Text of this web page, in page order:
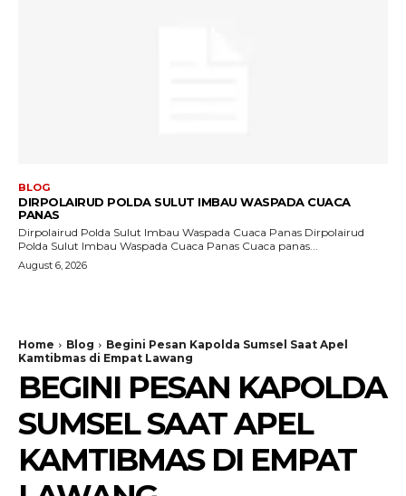
BLOG
DIRPOLAIRUD POLDA SULUT IMBAU WASPADA CUACA
PANAS
Dirpolairud Polda Sulut Imbau Waspada Cuaca Panas Dirpolairud
Polda Sulut Imbau Waspada Cuaca Panas Cuaca panas...
August 6, 2026